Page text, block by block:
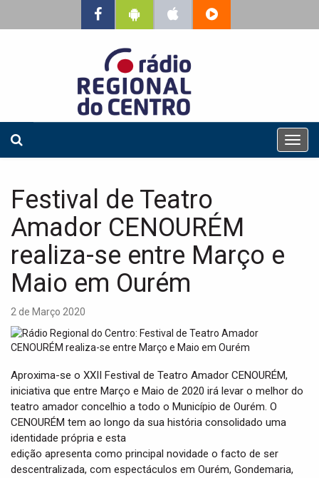
T
o
Festival de Teatro
Amador CENOURÉM
realiza-se entre Março e
Maio em Ourém
2 de Março 2020
Aproxima-se o XXII Festival de Teatro Amador CENOURÉM,
iniciativa que entre Março e Maio de 2020 irá levar o melhor do
teatro amador concelhio a todo o Município de Ourém. O
CENOURÉM tem ao longo da sua história consolidado uma
identidade própria e esta
edição apresenta como principal novidade o facto de ser
descentralizada, com espectáculos em Ourém, Gondemaria,